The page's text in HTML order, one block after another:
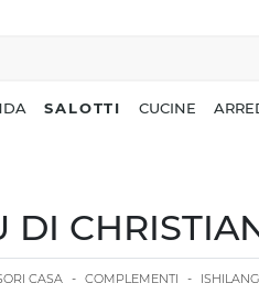
SALOTTI CUCINE
DI
CASA - COMPLEMENTI -